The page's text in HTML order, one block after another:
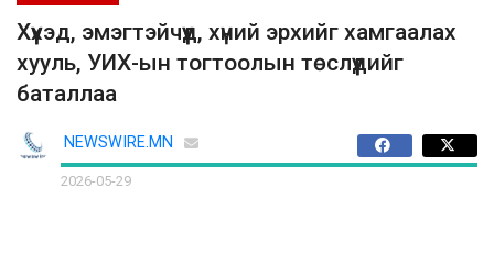
Хүүхэд, эмэгтэйчүүд, хүний эрхийг хамгаалах
хууль, УИХ-ын тогтоолын төслүүдийг
баталлаа
NEWSWIRE.MN
2026-05-29